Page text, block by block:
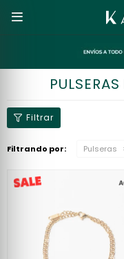

Filtrando por: Pulseras